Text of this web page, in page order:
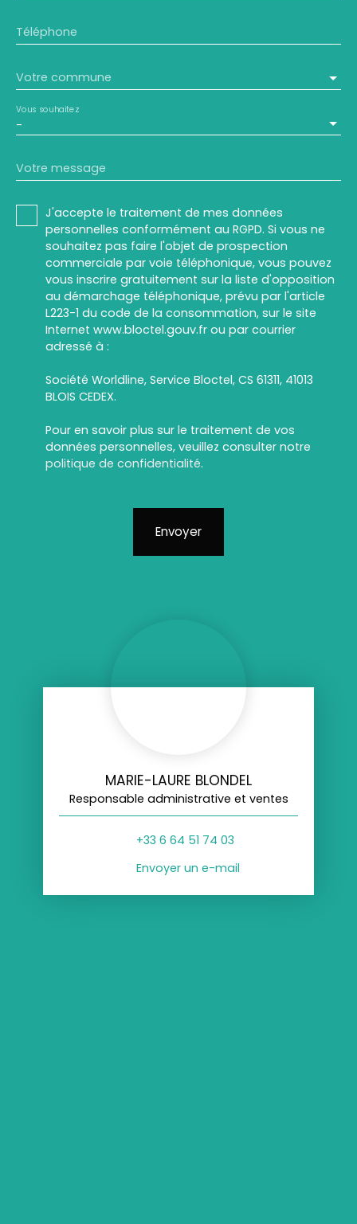
Téléphone
Votre commune
-
Vous souhaitez
Votre message
J'accepte le traitement de mes données
personnelles conformément au RGPD. Si vous ne
souhaitez pas faire l'objet de prospection
commerciale par voie téléphonique, vous pouvez
vous inscrire gratuitement sur la liste d'opposition
au démarchage téléphonique, prévu par l'article
L223-1 du code de la consommation, sur le site
Internet www.bloctel.gouv.fr ou par courrier
adressé à :
Société Worldline, Service Bloctel, CS 61311, 41013
BLOIS CEDEX.
Pour en savoir plus sur le traitement de vos
données personnelles, veuillez consulter notre
politique de confidentialité.
Envoyer
MARIE-LAURE BLONDEL
Responsable administrative et ventes
+33 6 64 51 74 03
Envoyer un e-mail